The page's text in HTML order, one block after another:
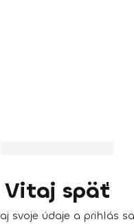
Vitaj späť
svoje údaje a prihlás sa